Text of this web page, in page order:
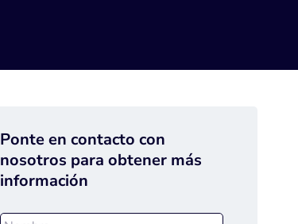
Ponte en contacto con
nosotros para obtener más
información